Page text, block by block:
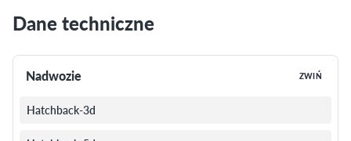
Dane techniczne
Nadwozie ZWIŃ
Hatchback-3d